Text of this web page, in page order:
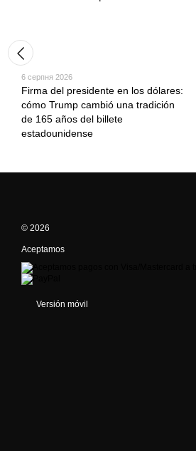
6 серпня 2026
Firma del presidente en los dólares:
cómo Trump cambió una tradición
de 165 años del billete
estadounidense
© 2026
Aceptamos
Versión móvil